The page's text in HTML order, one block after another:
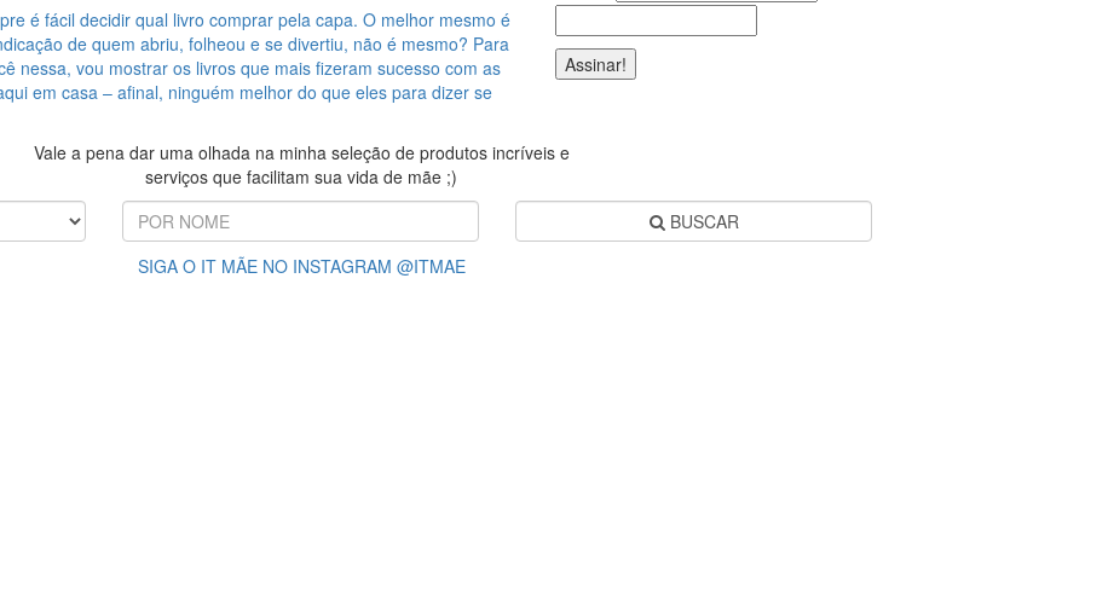
é fácil decidir qual livro comprar pela capa. O melhor mesmo é
de quem abriu, folheou e se divertiu, não é mesmo? Para
nessa, vou mostrar os livros que mais fizeram sucesso com as
em casa – afinal, ninguém melhor do que eles para dizer se
Vale a pena dar uma olhada na minha seleção de produtos incríveis e
serviços que facilitam sua vida de mãe ;)
BUSCAR
SIGA O IT MÃE NO INSTAGRAM @ITMAE